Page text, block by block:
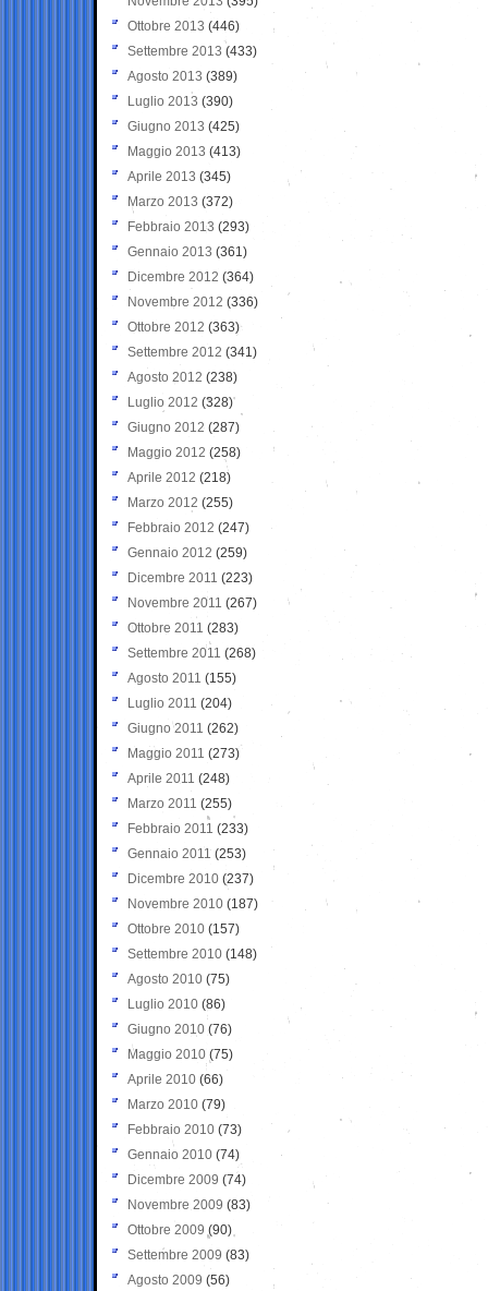
Ottobre 2013 (446)
Settembre 2013 (433)
Agosto 2013 (389)
Luglio 2013 (390)
Giugno 2013 (425)
Maggio 2013 (413)
Aprile 2013 (345)
Marzo 2013 (372)
Febbraio 2013 (293)
Gennaio 2013 (361)
Dicembre 2012 (364)
Novembre 2012 (336)
Ottobre 2012 (363)
Settembre 2012 (341)
Agosto 2012 (238)
Luglio 2012 (328)
Giugno 2012 (287)
Maggio 2012 (258)
Aprile 2012 (218)
Marzo 2012 (255)
Febbraio 2012 (247)
Gennaio 2012 (259)
Dicembre 2011 (223)
Novembre 2011 (267)
Ottobre 2011 (283)
Settembre 2011 (268)
Agosto 2011 (155)
Luglio 2011 (204)
Giugno 2011 (262)
Maggio 2011 (273)
Aprile 2011 (248)
Marzo 2011 (255)
Febbraio 2011 (233)
Gennaio 2011 (253)
Dicembre 2010 (237)
Novembre 2010 (187)
Ottobre 2010 (157)
Settembre 2010 (148)
Agosto 2010 (75)
Luglio 2010 (86)
Giugno 2010 (76)
Maggio 2010 (75)
Aprile 2010 (66)
Marzo 2010 (79)
Febbraio 2010 (73)
Gennaio 2010 (74)
Dicembre 2009 (74)
Novembre 2009 (83)
Ottobre 2009 (90)
Settembre 2009 (83)
Agosto 2009 (56)